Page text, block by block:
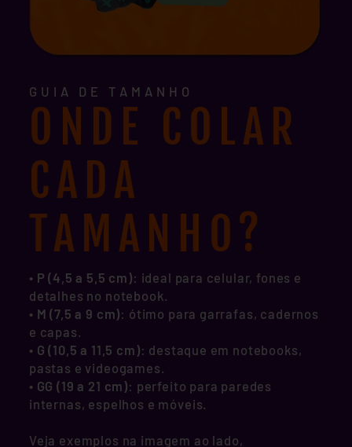
GUIA DE TAMANHO
ONDE COLAR
CADA
TAMANHO?
• P (4,5 a 5,5 cm): ideal para celular, fones e
detalhes no notebook.
• M (7,5 a 9 cm): ótimo para garrafas, cadernos
e capas.
• G (10,5 a 11,5 cm): destaque em notebooks,
pastas e videogames.
• GG (19 a 21 cm): perfeito para paredes
internas, espelhos e móveis.
Veja exemplos na imagem ao lado,